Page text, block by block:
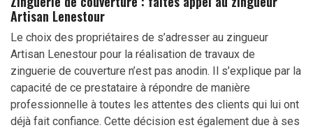
Artisan Lenestour
Le choix des propriétaires de s’adresser au zingueur
Artisan Lenestour pour la réalisation de travaux de
zinguerie de couverture n’est pas anodin. Il s’explique par la
capacité de ce prestataire à répondre de manière
professionnelle à toutes les attentes des clients qui lui ont
déjà fait confiance. Cette décision est également due à ses